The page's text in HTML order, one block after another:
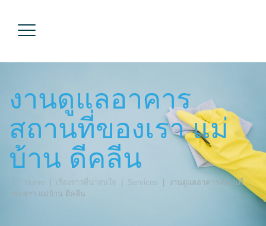
งานดูแลอาคาร
สถานที่ของเรา แม่
บ้าน ดีคลีน
Home เรื่องราวที่น่าสนใจ Services
งานดูแลอาคารสถานที่
ของเรา แม่บ้าน ดีคลีน